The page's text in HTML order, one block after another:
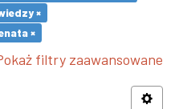
×
×
filtry zaawansowane